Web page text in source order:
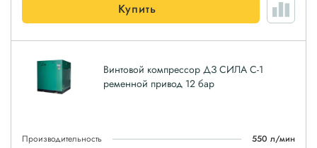
Купить
Винтовой компрессор ДЗ СИЛА С-1
ременной привод 12 бар
Производительность
550 л/мин